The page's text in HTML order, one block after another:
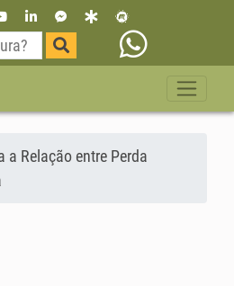
a Relação entre Perda